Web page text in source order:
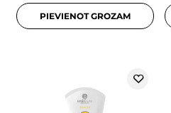
PIEVIENOT GROZAM